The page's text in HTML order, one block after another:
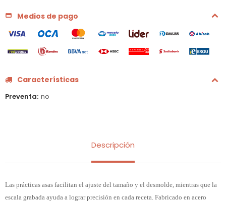
Medios de pago
Características
Preventa no
Descripción
Las prácticas asas facilitan el ajuste del tamaño y el desmolde, mientras que la
escala grabada ayuda a lograr precisión en cada receta. Fabricado en acero